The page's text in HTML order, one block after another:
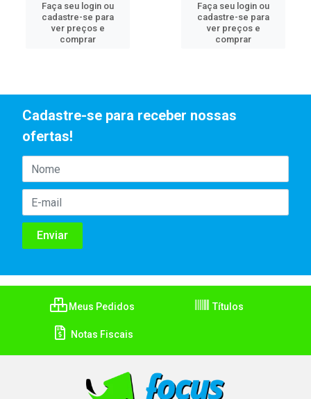
Faça seu login ou
cadastre-se para
ver preços e
comprar
Faça seu login ou
cadastre-se para
ver preços e
comprar
Cadastre-se para receber nossas
ofertas!
Meus Pedidos Títulos
Notas Fiscais